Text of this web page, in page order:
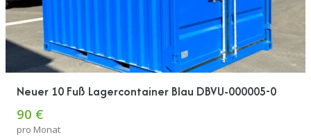
Neuer 10 Fuß Lagercontainer Blau DBVU-000005-0
90 €
pro Monat